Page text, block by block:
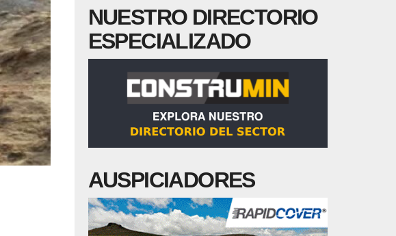
NUESTRO DIRECTORIO
ESPECIALIZADO
AUSPICIADORES